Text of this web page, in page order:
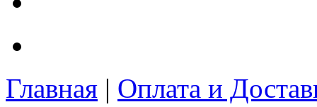
Главная | Оплата и